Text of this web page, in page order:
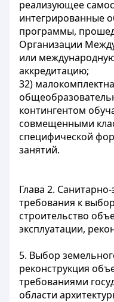
реализующее
интегрированные
программы,
Организации
или
аккредитацию;
32)
контингентом
совмещенными
специфической
занятий.
Глава 2.
требования к
строительство
эксплуатации,
5. Выбор
реконструкция
требованиями
области